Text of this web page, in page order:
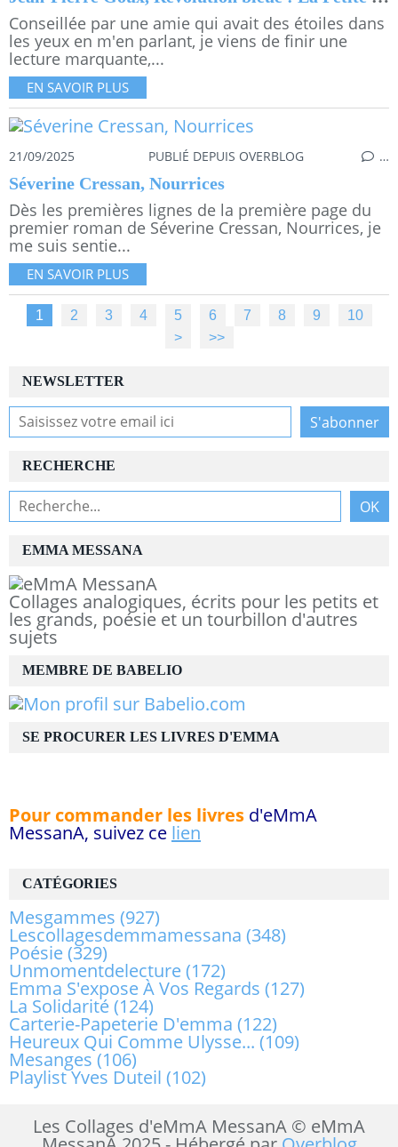
Conseillée par une amie qui avait des étoiles dans
les yeux en m'en parlant, je viens de finir une
lecture marquante,...
EN SAVOIR PLUS
21/09/2025 PUBLIÉ DEPUIS OVERBLOG …
Séverine Cressan, Nourrices
Dès les premières lignes de la première page du
premier roman de Séverine Cressan, Nourrices, je
me suis sentie...
EN SAVOIR PLUS
1 2 3 4 5 6 7 8 9 10
>
>>
NEWSLETTER
RECHERCHE
EMMA MESSANA
Collages analogiques, écrits pour les petits et
les grands, poésie et un tourbillon d'autres
sujets
CATÉGORIES
Mesgammes (927)
Lescollagesdemmamessana (348)
Poésie(329)
Unmomentdelecture(172)
Emma S'expose À Vos Regards (127)
La Solidarité(124)
Carterie-Papeterie D'emma (122)
Heureux Qui Comme Ulysse... (109)
Mesanges (106)
Playlist Yves Duteil (102)
MEMBRE DE BABELIO
SE PROCURER LES LIVRES D'EMMA
Pour commander les livres d'eMmA
MessanA, suivez ce lien
Les Collages d'eMmA MessanA © eMmA